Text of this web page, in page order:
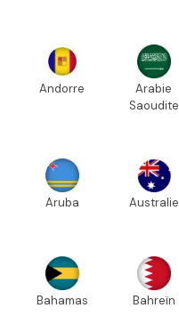
Andorre
Arabie
Saoudite
Aruba Australie
Bahamas Bahreïn